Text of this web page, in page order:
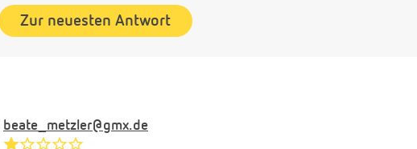
Zur neuesten Antwort
beate_metzler@gmx.de